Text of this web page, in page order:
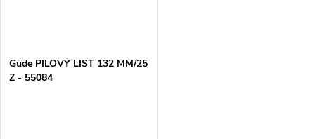
Güde PILOVÝ LIST 132 MM/25
Z - 55084